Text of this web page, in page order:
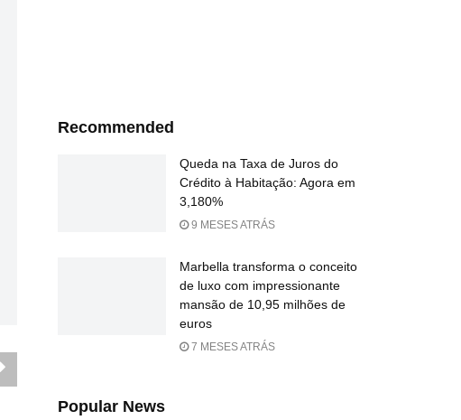
Recommended
Queda na Taxa de Juros do
Crédito à Habitação: Agora em
3,180%
9 MESES ATRÁS
Marbella transforma o conceito
de luxo com impressionante
mansão de 10,95 milhões de
euros
7 MESES ATRÁS
Popular News